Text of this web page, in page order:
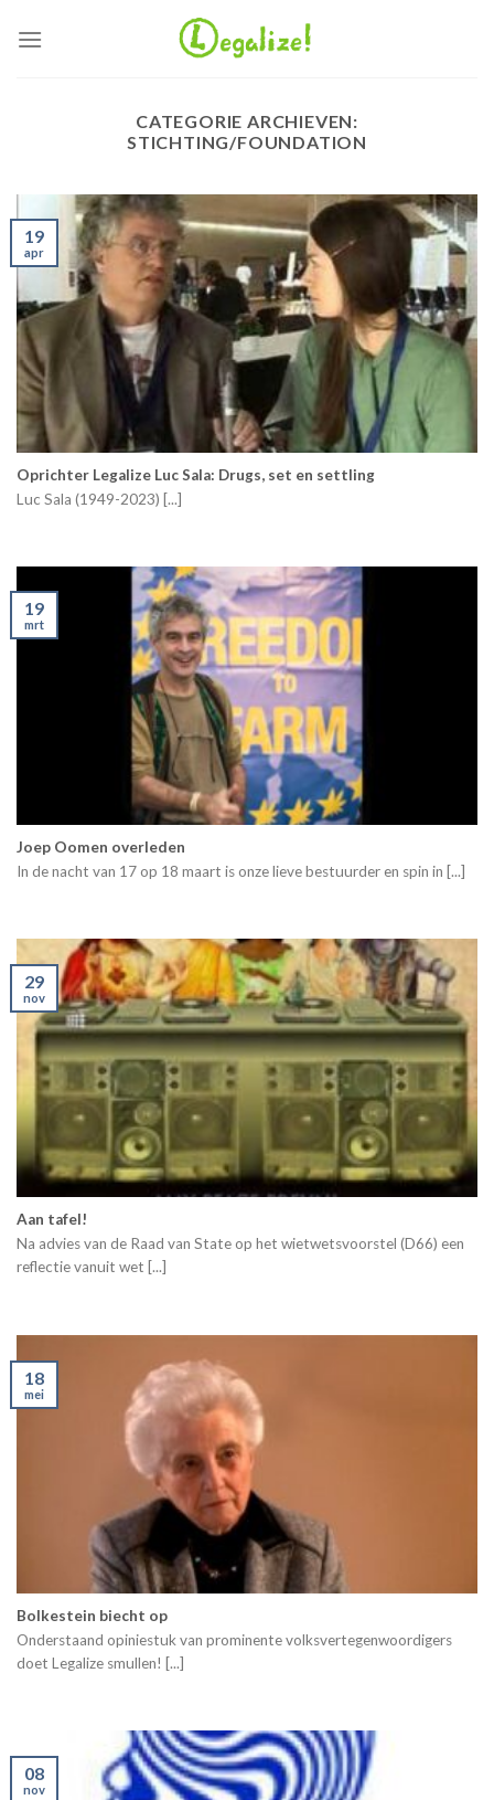
naar
CATEGORIE ARCHIEVEN:
STICHTING/FOUNDATION
Oprichter Legalize Luc Sala: Drugs, set en settling
Luc Sala (1949-2023) [...]
19
apr
Joep Oomen overleden
In de nacht van 17 op 18 maart is onze lieve bestuurder en spin in [...]
19
mrt
Aan tafel!
Na advies van de Raad van State op het wietwetsvoorstel (D66) een
reflectie vanuit wet [...]
29
nov
Bolkestein biecht op
Onderstaand opiniestuk van prominente volksvertegenwoordigers
doet Legalize smullen! [...]
18
mei
08
nov